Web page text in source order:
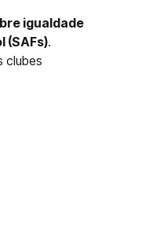
igualdade
(SAFs).
clubes